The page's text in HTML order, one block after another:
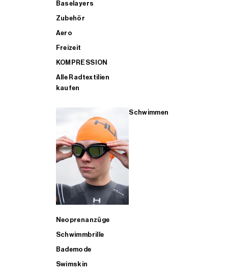
Baselayers
Zubehör
Aero
Freizeit
KOMPRESSION
Alle Radtextilien
kaufen
Schwimmen
Neoprenanzüge
Schwimmbrille
Bademode
Swimskin